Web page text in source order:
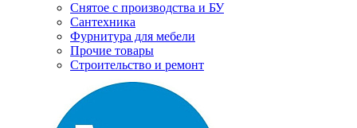
Снятое с производства и БУ
Сантехника
Фурнитура для мебели
Прочие товары
Строительство и ремонт